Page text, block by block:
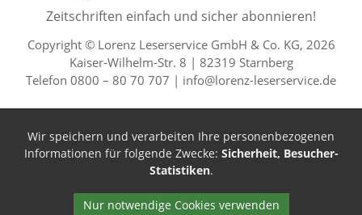
50 Lesefreude im Abo Jahre
Zeitschriften einfach und sicher abonnieren!
Copyright © Lorenz Leserservice GmbH & Co. KG, 2026
Kaiser-Wilhelm-Str. 8 | 82319 Starnberg
Telefon 0800 – 80 70 707 | info@lorenz-leserservice.de
Wir speichern und verarbeiten Ihre personenbezogenen
Informationen für folgende Zwecke: Sicherheit, Besucher-
Statistiken.
Nur notwendige Cookies verwenden